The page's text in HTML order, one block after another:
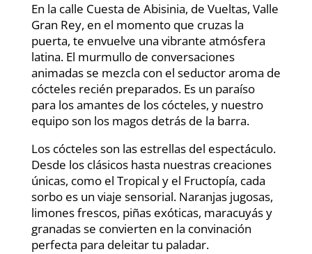
En la calle Cuesta de Abisinia, de Vueltas, Valle
Gran Rey, en el momento que cruzas la
puerta, te envuelve una vibrante atmósfera
latina. El murmullo de conversaciones
animadas se mezcla con el seductor aroma de
cócteles recién preparados. Es un paraíso
para los amantes de los cócteles, y nuestro
equipo son los magos detrás de la barra.
Los cócteles son las estrellas del espectáculo.
Desde los clásicos hasta nuestras creaciones
únicas, como el Tropical y el Fructopía, cada
sorbo es un viaje sensorial. Naranjas jugosas,
limones frescos, piñas exóticas, maracuyás y
granadas se convierten en la convinación
perfecta para deleitar tu paladar.